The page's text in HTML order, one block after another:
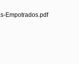
Empotrados.pdf